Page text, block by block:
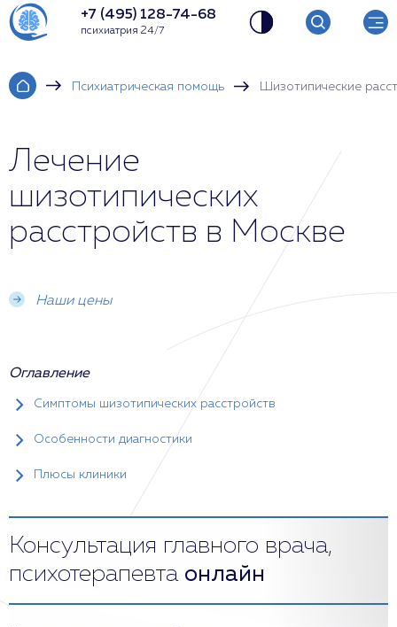
+7 (495) 128-74-68
психиатрия 24/7
Психиатрическая помощь Шизотипические
Лечение
шизотипических
расстройств в Москве
Наши цены
Оглавление
Симптомы шизотипических расстройств
Особенности диагностики
Плюсы клиники
Консультация главного врача,
психотерапевта онлайн